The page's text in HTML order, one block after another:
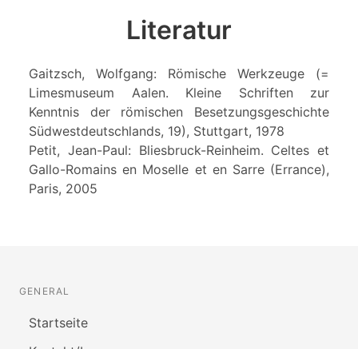
Literatur
Gaitzsch, Wolfgang: Römische Werkzeuge (=
Limesmuseum Aalen. Kleine Schriften zur
Kenntnis der römischen Besetzungsgeschichte
Südwestdeutschlands, 19), Stuttgart, 1978
Petit, Jean-Paul: Bliesbruck-Reinheim. Celtes et
Gallo-Romains en Moselle et en Sarre (Errance),
Paris, 2005
GENERAL
Startseite